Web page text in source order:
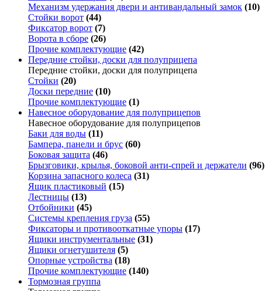
Механизм удержания двери и антивандальный замок (10)
Стойки ворот (44)
Фиксатор ворот (7)
Ворота в сборе (26)
Прочие комплектующие (42)
Передние стойки, доски для полуприцепа
Передние стойки, доски для полуприцепа
Стойки (20)
Доски передние (10)
Прочие комплектующие (1)
Навесное оборудование для полуприцепов
Навесное оборудование для полуприцепов
Баки для воды (11)
Бампера, панели и брус (60)
Боковая защита (46)
Брызговики, крылья, боковой анти-спрей и держатели (96)
Корзина запасного колеса (31)
Ящик пластиковый (15)
Лестницы (13)
Отбойники (45)
Системы крепления груза (55)
Фиксаторы и противооткатные упоры (17)
Ящики инструментальные (31)
Ящики огнетушителя (5)
Опорные устройства (18)
Прочие комплектующие (140)
Тормозная группа